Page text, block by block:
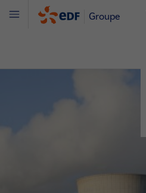
Groupe
Menu